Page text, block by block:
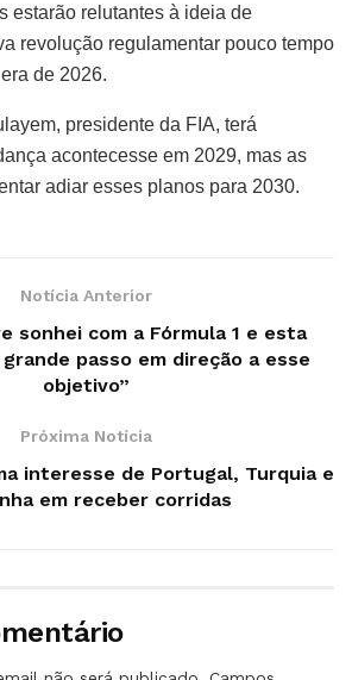
estarão relutantes à ideia de
revolução regulamentar pouco tempo
de 2026.
presidente da FIA, terá
acontecesse em 2029, mas as
adiar esses planos para 2030.
Notícia Anterior
sonhei com a Fórmula 1 e esta
passo em direção a esse
objetivo”
Próxima Notícia
interesse de Portugal, Turquia e
em receber corridas